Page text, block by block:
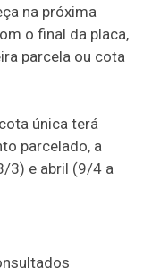
na próxima
o final da placa,
parcela ou cota
única terá
parcelado, a
3) e abril (9/4 a